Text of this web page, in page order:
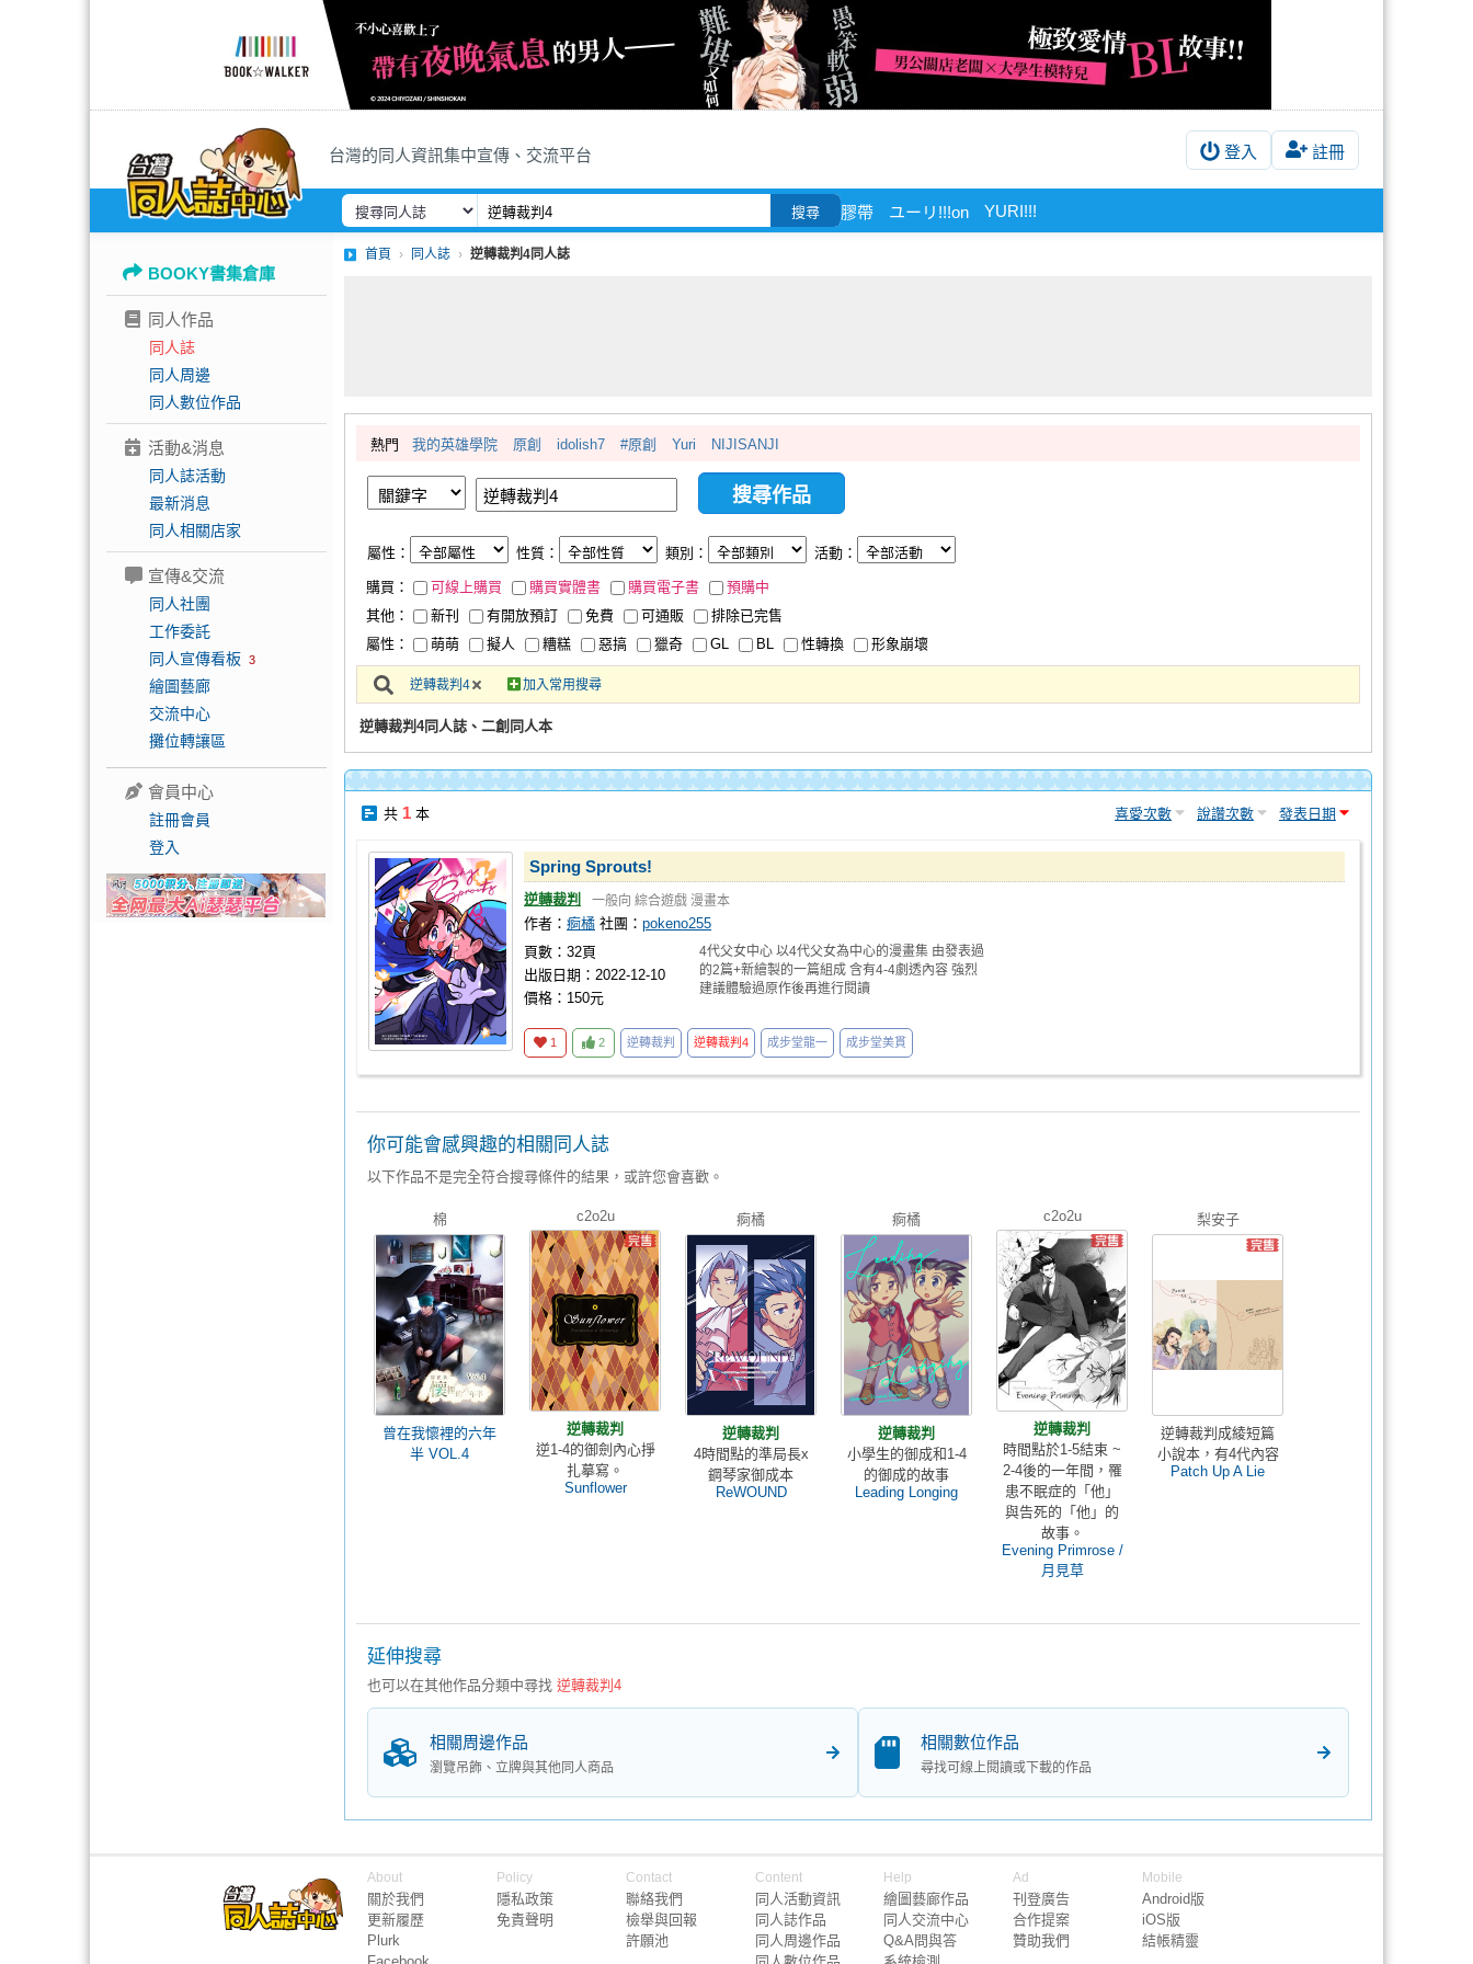
台灣的同人資訊集中宣傳、交流平台 登入 註冊
搜尋 膠帶 ユーリ!!!on YURI!!!
BOOKY書集倉庫
同人作品
同人誌
同人周邊
同人數位作品
活動&消息
同人誌活動
最新消息
同人相關店家
宣傳&交流
同人社團
工作委託
同人宣傳看板 3
繪圖藝廊
交流中心
攤位轉讓區
會員中心
註冊會員
登入
首頁 同人誌 逆轉裁判4同人誌
熱門 我的英雄學院 原創 idolish7 #原創 Yuri NIJISANJI
屬性： 性質： 類別： 活動：
購買： 可線上購買 購買實體書 購買電子書
預購中
其他：
新刊 有開放預訂 免費 可通販
排除已完售
屬性：
萌萌 擬人 糟糕 惡搞 獵奇 GL BL 性轉換 形象崩壞
逆轉裁判4 加入常用搜尋
逆轉裁判4同人誌、二創同人本
共 1 本 喜愛次數 說讚次數 發表日期
Spring Sprouts!
逆轉裁判 一般向 綜合遊戲 漫畫本
作者： 痾橘 社團： pokeno255
頁數：32頁
出版日期：2022-12-10
價格：150元
4代父女中心 以4代父女為中心的漫畫集 由發表過
的2篇+新繪製的一篇組成 含有4-4劇透內容 強烈
建議體驗過原作後再進行閱讀
1 2 逆轉裁判 逆轉裁判4 成步堂龍一 成步堂美貫
你可能會感興趣的相關同人誌
以下作品不是完全符合搜尋條件的結果，或許您會喜歡。
棉
曾在我懷裡的六年
半 VOL.4
c2o2u
逆轉裁判
逆1-4的御劍內心掙
扎摹寫。
Sunflower
痾橘
逆轉裁判
4時間點的準局長x
鋼琴家御成本
ReWOUND
痾橘
逆轉裁判
小學生的御成和1-4
的御成的故事
Leading Longing
c2o2u
逆轉裁判
時間點於1-5結束 ~
2-4後的一年間，罹
患不眠症的「他」
與告死的「他」的
故事。
Evening Primrose /
月見草
梨安子
逆轉裁判成綾短篇
小說本，有4代內容
Patch Up A Lie
延伸搜尋
也可以在其他作品分類中尋找 逆轉裁判4
相關周邊作品
瀏覽吊飾、立牌與其他同人商品
相關數位作品
尋找可線上閱讀或下載的作品
About
關於我們
更新履歷
Plurk
Policy
隱私政策
免責聲明
Contact
聯絡我們
檢舉與回報
許願池
Content
同人活動資訊
同人誌作品
同人周邊作品
Help
繪圖藝廊作品
同人交流中心
Q&A問與答
Ad
刊登廣告
合作提案
贊助我們
Mobile
Android版
iOS版
結帳精靈